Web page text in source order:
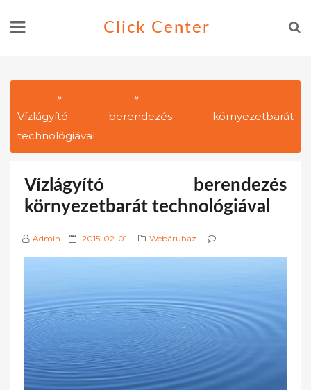
Click Center
Vízlágyító berendezés környezetbarát
technológiával
Vízlágyító berendezés
környezetbarát technológiával
Admin
P
e
d
n
2015-02-01 Webáruház